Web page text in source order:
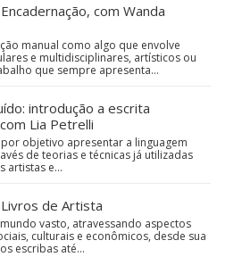
com Wanda
manual como algo que envolve
e multidisciplinares, artísticos ou
que sempre apresenta…
introdução a escrita
Lia Petrelli
objetivo apresentar a linguagem
de teorias e técnicas já utilizadas
artistas e…
de Artista
vasto, atravessando aspectos
culturais e econômicos, desde sua
escribas até…